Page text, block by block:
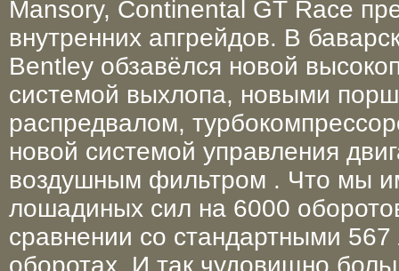
Mansory, Continental GT Race
внутренних апгрейдов. В
Bentley обзавёлся новой
системой выхлопа, новыми
распредвалом,
новой системой управления
воздушным фильтром . Что мы
лошадиных сил на 6000
сравнении со стандартными 567
оборотах. И так чудовищно